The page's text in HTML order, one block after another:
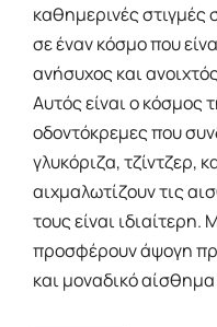
καθημερινές στιγμές
σε έναν κόσμο που
ανήσυχος και
Αυτός είναι ο κόσμος
οδοντόκρεμες που
γλυκόριζα, τζίντζερ,
αιχμαλωτίζουν τις
τους είναι ιδιαίτερη.
προσφέρουν άψογη
και μοναδικό